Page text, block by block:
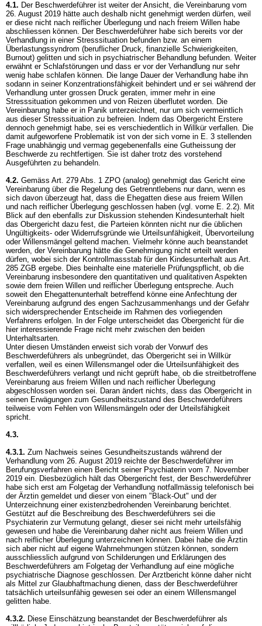
4.1. Der Beschwerdeführer ist weiter der Ansicht, die Vereinbarung vom
26. August 2019 hätte auch deshalb nicht genehmigt werden dürfen, weil
er diese nicht nach reiflicher Überlegung und nach freiem Willen habe
abschliessen können. Der Beschwerdeführer habe sich bereits vor der
Verhandlung in einer Stresssituation befunden bzw. an einem
Überlastungssyndrom (beruflicher Druck, finanzielle Schwierigkeiten,
Burnout) gelitten und sich in psychiatrischer Behandlung befunden. Weiter
erwähnt er Schlafstörungen und dass er vor der Verhandlung nur sehr
wenig habe schlafen können. Die lange Dauer der Verhandlung habe ihn
sodann in seiner Konzentrationsfähigkeit behindert und er sei während der
Verhandlung unter grossen Druck geraten, immer mehr in eine
Stresssituation gekommen und von Reizen überflutet worden. Die
Vereinbarung habe er in Panik unterzeichnet, nur um sich vermeintlich
aus dieser Stresssituation zu befreien. Indem das Obergericht Erstere
dennoch genehmigt habe, sei es verschiedentlich in Willkür verfallen. Die
damit aufgeworfene Problematik ist von der sich vorne in E. 3 stellenden
Frage unabhängig und vermag gegebenenfalls eine Gutheissung der
Beschwerde zu rechtfertigen. Sie ist daher trotz des vorstehend
Ausgeführten zu behandeln.
4.2. Gemäss Art. 279 Abs. 1 ZPO (analog) genehmigt das Gericht eine
Vereinbarung über die Regelung des Getrenntlebens nur dann, wenn es
sich davon überzeugt hat, dass die Ehegatten diese aus freiem Willen
und nach reiflicher Überlegung geschlossen haben (vgl. vorne E. 2.2). Mit
Blick auf den ebenfalls zur Diskussion stehenden Kindesunterhalt hielt
das Obergericht dazu fest, die Parteien könnten nicht nur die üblichen
Ungültigkeits- oder Widerrufsgründe wie Urteilsunfähigkeit, Übervorteilung
oder Willensmängel geltend machen. Vielmehr könne auch beanstandet
werden, der Vereinbarung hätte die Genehmigung nicht erteilt werden
dürfen, wobei sich der Kontrollmassstab für den Kindesunterhalt aus Art.
285 ZGB ergebe. Dies beinhalte eine materielle Prüfungspflicht, ob die
Vereinbarung insbesondere den quantitativen und qualitativen Aspekten
sowie dem freien Willen und reiflicher Überlegung entspreche. Auch
soweit den Ehegattenunterhalt betreffend könne eine Anfechtung der
Vereinbarung aufgrund des engen Sachzusammenhangs und der Gefahr
sich widersprechender Entscheide im Rahmen des vorliegenden
Verfahrens erfolgen. In der Folge unterscheidet das Obergericht für die
hier interessierende Frage nicht mehr zwischen den beiden
Unterhaltsarten.
Unter diesen Umständen erweist sich vorab der Vorwurf des
Beschwerdeführers als unbegründet, das Obergericht sei in Willkür
verfallen, weil es einen Willensmangel oder die Urteilsunfähigkeit des
Beschwerdeführers verlangt und nicht geprüft habe, ob die streitbetroffene
Vereinbarung aus freiem Willen und nach reiflicher Überlegung
abgeschlossen worden sei. Daran ändert nichts, dass das Obergericht in
seinen Erwägungen zum Gesundheitszustand des Beschwerdeführers
teilweise vom Fehlen von Willensmängeln oder der Urteilsfähigkeit
spricht.
4.3.
4.3.1. Zum Nachweis seines Gesundheitszustands während der
Verhandlung vom 26. August 2019 reichte der Beschwerdeführer im
Berufungsverfahren einen Bericht seiner Psychiaterin vom 7. November
2019 ein. Diesbezüglich hält das Obergericht fest, der Beschwerdeführer
habe sich erst am Folgetag der Verhandlung notfallmässig telefonisch bei
der Ärztin gemeldet und dieser von einem "Black-Out" und der
Unterzeichnung einer existenzbedrohenden Vereinbarung berichtet.
Gestützt auf die Beschreibung des Beschwerdeführers sei die
Psychiaterin zur Vermutung gelangt, dieser sei nicht mehr urteilsfähig
gewesen und habe die Vereinbarung daher nicht aus freiem Willen und
nach reiflicher Überlegung unterzeichnen können. Dabei habe die Ärztin
sich aber nicht auf eigene Wahrnehmungen stützen können, sondern
ausschliesslich aufgrund von Schilderungen und Erklärungen des
Beschwerdeführers am Folgetag der Verhandlung auf eine mögliche
psychiatrische Diagnose geschlossen. Der Arztbericht könne daher nicht
als Mittel zur Glaubhaftmachung dienen, dass der Beschwerdeführer
tatsächlich urteilsunfähig gewesen sei oder an einem Willensmangel
gelitten habe.
4.3.2. Diese Einschätzung beanstandet der Beschwerdeführer als